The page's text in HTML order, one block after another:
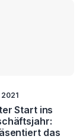
Start ins
das